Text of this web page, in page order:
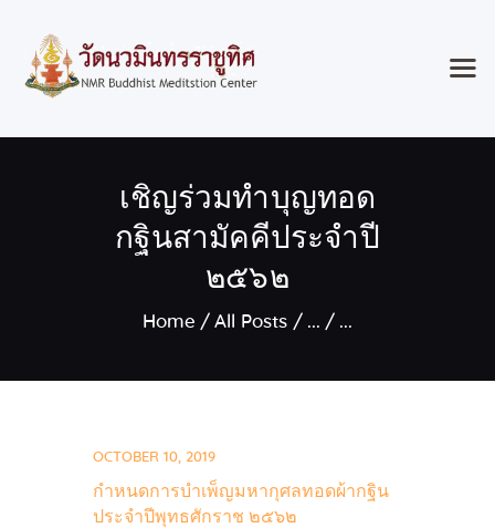
เชิญร่วมทำบุญทอด
กฐินสามัคคีประจำปี
๒๕๖๒
Home All Posts ... ...
Classes & Events
About the Temple
Meditation Classes
OCTOBER 10, 2019
กำหนดการบำเพ็ญมหากุศลทอดผ้ากฐิน
ประจำปีพุทธศักราช ๒๕๖๒